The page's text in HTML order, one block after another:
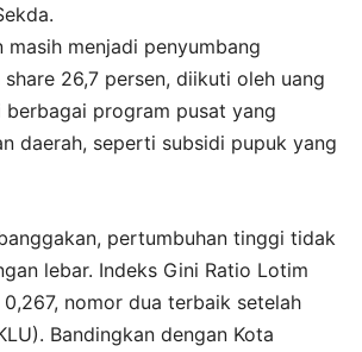
menjadi penyumbang
26,7 persen, diikuti oleh uang
berbagai program pusat yang
daerah, seperti subsidi pupuk yang
pertumbuhan tinggi tidak
lebar. Indeks Gini Ratio Lotim
nomor dua terbaik setelah
Bandingkan dengan Kota